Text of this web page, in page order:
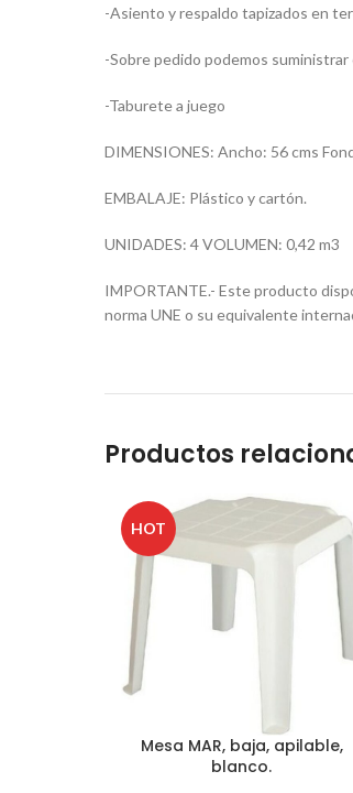
-Asiento y respaldo tapizados en
-Sobre pedido podemos
-Taburete a juego
DIMENSIONES: Ancho: 56 cms
EMBALAJE: Plástico y cartón.
UNIDADES: 4 VOLUMEN: 0,42 m3
IMPORTANTE.- Este producto
norma UNE o su equivalente
Productos
HOT
Mesa MAR, baja, apilable,
blanco.